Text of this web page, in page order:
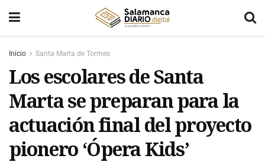
Inicio Santa Marta de Tormes
Los escolares de Santa
Marta se preparan para la
actuación final del proyecto
pionero ‘Ópera Kids’